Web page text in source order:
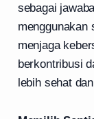
sebagai
menggunakan
menjaga
berkontribusi
lebih sehat